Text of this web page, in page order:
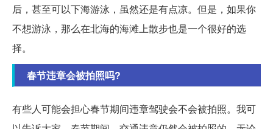
后，甚至可以下海游泳，虽然还是有点凉。但是，如果你
不想游泳，那么在北海的海滩上散步也是一个很好的选
择。
春节违章会被拍照吗?
有些人可能会担心春节期间违章驾驶会不会被拍照。我可